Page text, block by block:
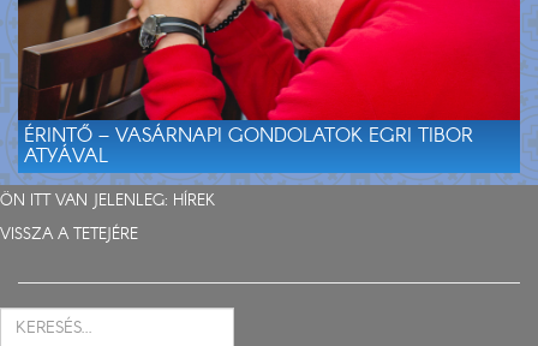
ÉRINTŐ – VASÁRNAPI GONDOLATOK EGRI TIBOR
ATYÁVAL
ÖN ITT VAN JELENLEG: HÍREK
VISSZA A TETEJÉRE